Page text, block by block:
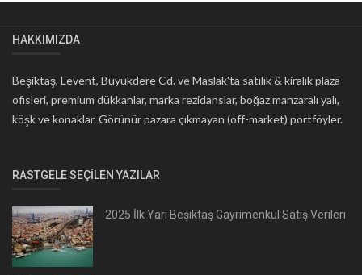
HAKKIMIZDA
Beşiktaş, Levent, Büyükdere Cd. ve Maslak'ta satılık & kiralık plaza
ofisleri, premium dükkanlar, marka rezidanslar, boğaz manzaralı yalı,
köşk ve konaklar. Görünür pazara çıkmayan (off-market) portföyler.
RASTGELE SEÇILEN YAZILAR
2025 İlk Yarı Beşiktaş Gayrimenkul Satış Verileri